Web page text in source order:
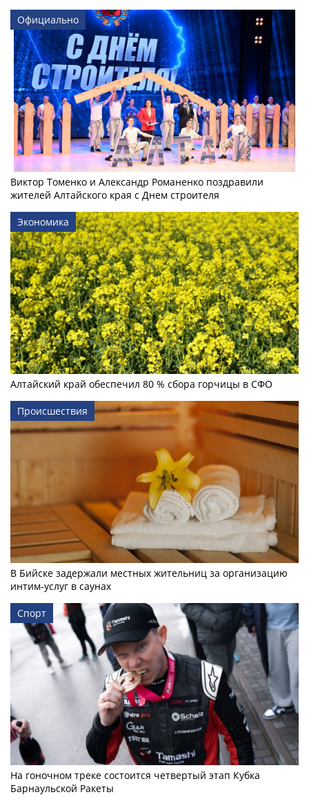
Официально
Виктор Томенко и Александр Романенко поздравили
жителей Алтайского края с Днем строителя
Экономика
Алтайский край обеспечил 80 % сбора горчицы в СФО
Происшествия
В Бийске задержали местных жительниц за организацию
интим-услуг в саунах
Спорт
На гоночном треке состоится четвертый этап Кубка
Барнаульской Ракеты